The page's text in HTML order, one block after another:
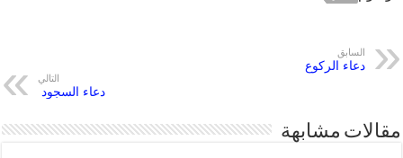
السابق
دعاء الركوع
التالي
دعاء السجود
مقالات مشابهة